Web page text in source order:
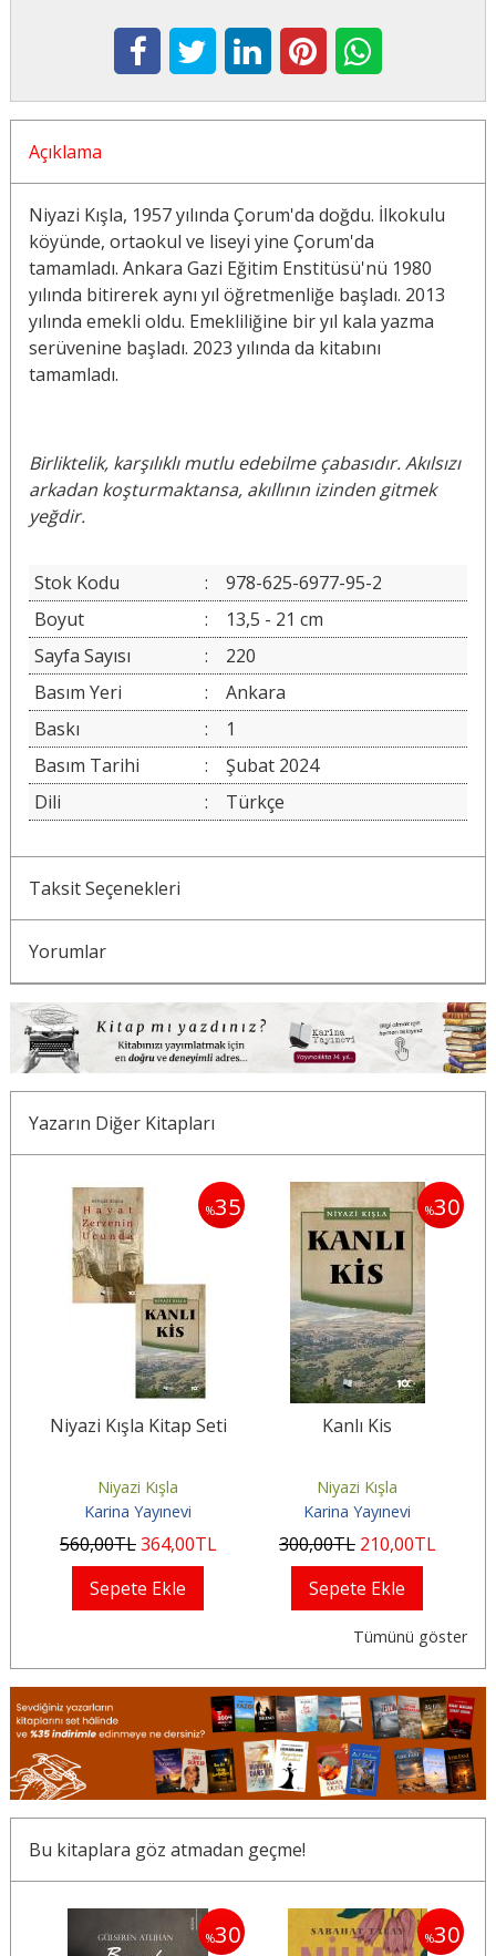
Açıklama
Niyazi Kışla, 1957 yılında Çorum'da doğdu. İlkokulu
köyünde, ortaokul ve liseyi yine Çorum'da
tamamladı. Ankara Gazi Eğitim Enstitüsü'nü 1980
yılında bitirerek aynı yıl öğretmenliğe başladı. 2013
yılında emekli oldu. Emekliliğine bir yıl kala yazma
serüvenine başladı. 2023 yılında da kitabını
tamamladı.
Birliktelik, karşılıklı mutlu edebilme çabasıdır. Akılsızı
arkadan koşturmaktansa, akıllının izinden gitmek
yeğdir.
Stok Kodu :
978-625-6977-95-2
Boyut
:
13,5 - 21 cm
Sayfa Sayısı
:
220
Basım Yeri
:
Ankara
Baskı
:
1
Basım Tarihi
:
Şubat 2024
Dili
: Türkçe
Taksit Seçenekleri
Yorumlar
Yazarın Diğer Kitapları
%35
Niyazi Kışla Kitap Seti
Niyazi Kışla
Karina Yayınevi
560,00TL364,00TL
Sepete Ekle
%30
Kanlı Kis
Niyazi Kışla
Karina Yayınevi
300,00TL 210,00TL
Sepete Ekle
Tümünü göster
Bu kitaplara göz atmadan geçme!
%30 %30